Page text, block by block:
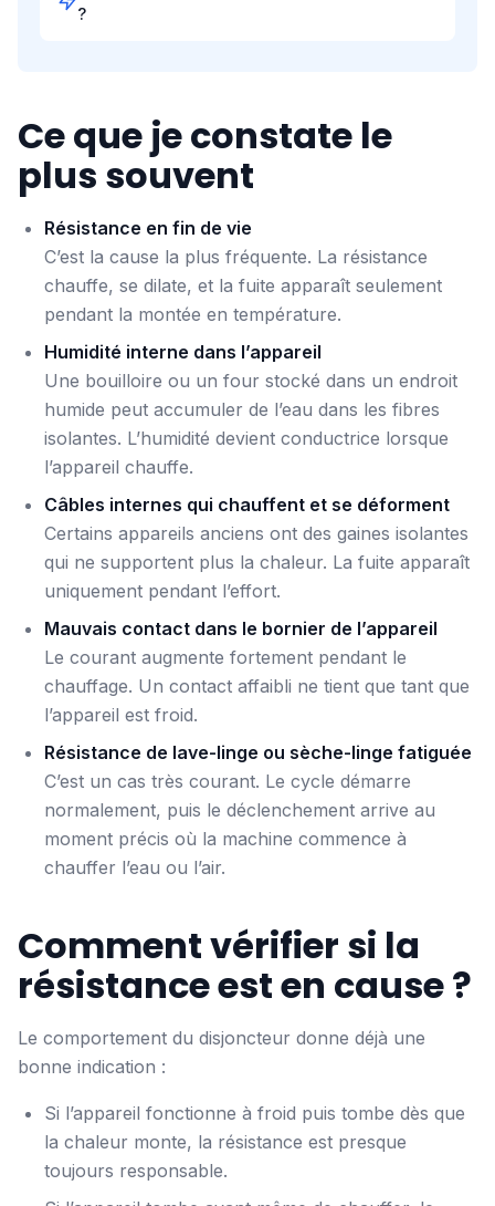
?
Ce que je constate le
plus souvent
Résistance en fin de vie
C’est la cause la plus fréquente. La résistance
chauffe, se dilate, et la fuite apparaît seulement
pendant la montée en température.
Humidité interne dans l’appareil
Une bouilloire ou un four stocké dans un endroit
humide peut accumuler de l’eau dans les fibres
isolantes. L’humidité devient conductrice lorsque
l’appareil chauffe.
Câbles internes qui chauffent et se déforment
Certains appareils anciens ont des gaines isolantes
qui ne supportent plus la chaleur. La fuite apparaît
uniquement pendant l’effort.
Mauvais contact dans le bornier de l’appareil
Le courant augmente fortement pendant le
chauffage. Un contact affaibli ne tient que tant que
l’appareil est froid.
Résistance de lave-linge ou sèche-linge fatiguée
C’est un cas très courant. Le cycle démarre
normalement, puis le déclenchement arrive au
moment précis où la machine commence à
chauffer l’eau ou l’air.
Comment vérifier si la
résistance est en cause ?
Le comportement du disjoncteur donne déjà une
bonne indication :
Si l’appareil fonctionne à froid puis tombe dès que
la chaleur monte, la résistance est presque
toujours responsable.